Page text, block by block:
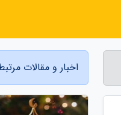
اخبار و مقالات